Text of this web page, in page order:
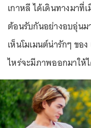
เกาหลี ได้เดินทางมาที่
ต้อนรับกันอย่างอบอุ่น
เห็นโมเมนต์น่ารักๆ ข
ไหร่จะมีภาพออกมาให้